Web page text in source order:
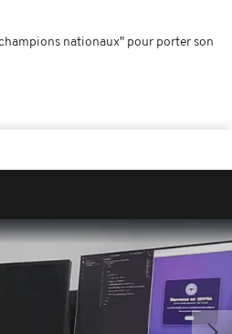
nationaux" pour porter son